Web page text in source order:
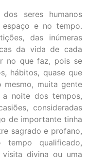
seres humanos
espaço e no tempo.
das inúmeras
da vida de cada
no que faz, pois se
hábitos, quase que
mesmo, muita gente
noite dos tempos,
consideradas
de importante tinha
sagrado e profano,
tempo qualificado,
divina ou uma